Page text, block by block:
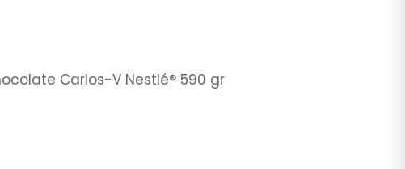
Carlos-V Nestlé® 590 gr